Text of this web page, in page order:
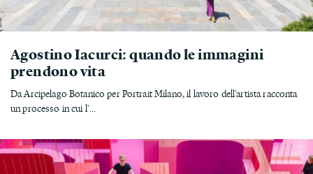
Agostino Iacurci: quando le immagini
prendono vita
Da Arcipelago Botanico per Portrait Milano, il lavoro dell'artista racconta
un processo in cui l'...